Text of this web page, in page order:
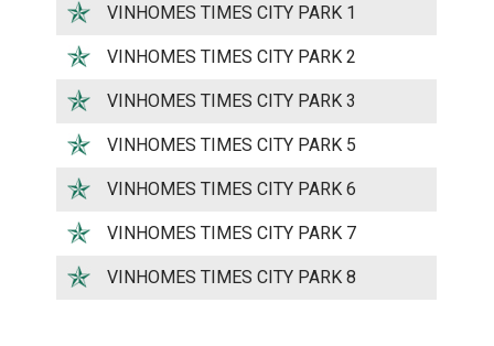
VINHOMES TIMES CITY PARK 1
VINHOMES TIMES CITY PARK 2
VINHOMES TIMES CITY PARK 3
VINHOMES TIMES CITY PARK 5
VINHOMES TIMES CITY PARK 6
VINHOMES TIMES CITY PARK 7
VINHOMES TIMES CITY PARK 8